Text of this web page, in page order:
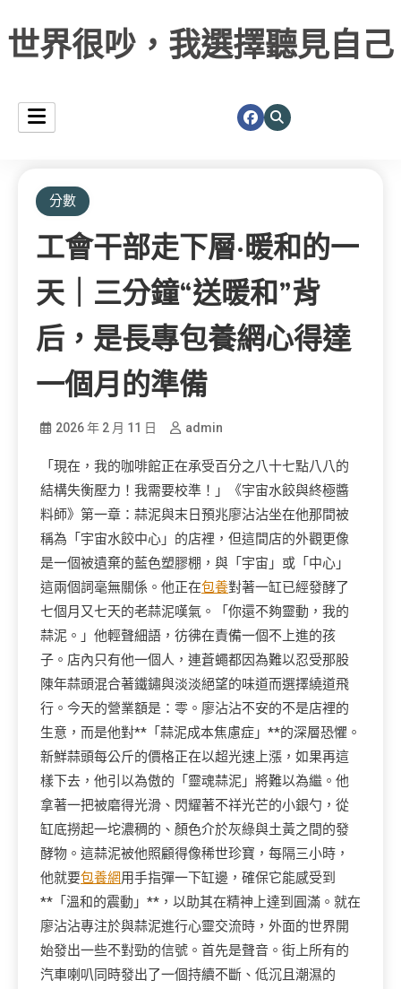
世界很吵，我選擇聽見自己
分數
工會干部走下層·暖和的一
天｜三分鐘“送暖和”背
后，是長專包養網心得達
一個月的準備
2026 年 2 月 11 日 admin
「現在，我的咖啡館正在承受百分之八十七點八八的
結構失衡壓力！我需要校準！」《宇宙水餃與終極醬
料師》第一章：蒜泥與末日預兆廖沾沾坐在他那間被
稱為「宇宙水餃中心」的店裡，但這間店的外觀更像
是一個被遺棄的藍色塑膠棚，與「宇宙」或「中心」
這兩個詞毫無關係。他正在包養對著一缸已經發酵了
七個月又七天的老蒜泥嘆氣。「你還不夠靈動，我的
蒜泥。」他輕聲細語，彷彿在責備一個不上進的孩
子。店內只有他一個人，連蒼蠅都因為難以忍受那股
陳年蒜頭混合著鐵鏽與淡淡絕望的味道而選擇繞道飛
行。今天的營業額是：零。廖沾沾不安的不是店裡的
生意，而是他對**「蒜泥成本焦慮症」**的深層恐懼。
新鮮蒜頭每公斤的價格正在以超光速上漲，如果再這
樣下去，他引以為傲的「靈魂蒜泥」將難以為繼。他
拿著一把被磨得光滑、閃耀著不祥光芒的小銀勺，從
缸底撈起一坨濃稠的、顏色介於灰綠與土黃之間的發
酵物。這蒜泥被他照顧得像稀世珍寶，每隔三小時，
他就要包養網用手指彈一下缸邊，確保它能感受到
**「溫和的震動」**，以助其在精神上達到圓滿。就在
廖沾沾專注於與蒜泥進行心靈交流時，外面的世界開
始發出一些不對勁的信號。首先是聲音。街上所有的
汽車喇叭同時發出了一個持續不斷、低沉且潮濕的